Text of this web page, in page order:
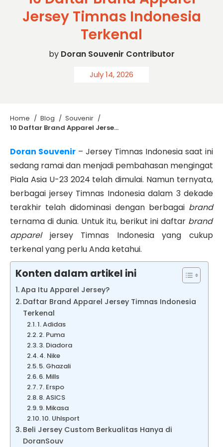
Jersey Timnas Indonesia
Terkenal
by Doran Souvenir Contributor
July 14, 2026
Home / Blog / Souvenir /
10 Daftar Brand Apparel Jersey Timnas Indonesia Terkenal
Doran Souvenir – Jersey Timnas Indonesia saat ini
sedang ramai dan menjadi pembahasan mengingat
Piala Asia U-23 2024 telah dimulai. Namun ternyata,
berbagai jersey Timnas Indonesia dalam 3 dekade
terakhir telah didominasi dengan berbagai brand
ternama di dunia. Untuk itu, berikut ini daftar brand
appareljersey Timnas Indonesia yang cukup
terkenal yang perlu Anda ketahui.
Konten dalam artikel ini
Apa Itu Apparel Jersey?
Daftar Brand Apparel Jersey Timnas Indonesia
Terkenal
1. Adidas
2. Puma
3. Diadora
4. Nike
5. Ghazali
6. Mills
7. Erspo
8. ASICS
9. Mikasa
10. Uhlsport
Beli Jersey Custom Berkualitas Hanya di
DoranSouv